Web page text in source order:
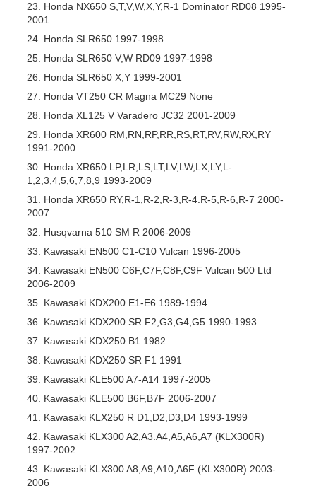
Honda NX650 S,T,V,W,X,Y,R-1 Dominator RD08 1995-
2001
Honda SLR650 1997-1998
Honda SLR650 V,W RD09 1997-1998
Honda SLR650 X,Y 1999-2001
Honda VT250 CR Magna MC29 None
Honda XL125 V Varadero JC32 2001-2009
Honda XR600 RM,RN,RP,RR,RS,RT,RV,RW,RX,RY
1991-2000
Honda XR650 LP,LR,LS,LT,LV,LW,LX,LY,L-
1,2,3,4,5,6,7,8,9 1993-2009
Honda XR650 RY,R-1,R-2,R-3,R-4.R-5,R-6,R-7 2000-
2007
Husqvarna 510 SM R 2006-2009
Kawasaki EN500 C1-C10 Vulcan 1996-2005
Kawasaki EN500 C6F,C7F,C8F,C9F Vulcan 500 Ltd
2006-2009
Kawasaki KDX200 E1-E6 1989-1994
Kawasaki KDX200 SR F2,G3,G4,G5 1990-1993
Kawasaki KDX250 B1 1982
Kawasaki KDX250 SR F1 1991
Kawasaki KLE500 A7-A14 1997-2005
Kawasaki KLE500 B6F,B7F 2006-2007
Kawasaki KLX250 R D1,D2,D3,D4 1993-1999
Kawasaki KLX300 A2,A3.A4,A5,A6,A7 (KLX300R)
1997-2002
Kawasaki KLX300 A8,A9,A10,A6F (KLX300R) 2003-
2006